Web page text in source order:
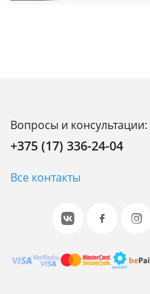
Вопросы и консультации:
+375 (17) 336-24-04
Все контакты